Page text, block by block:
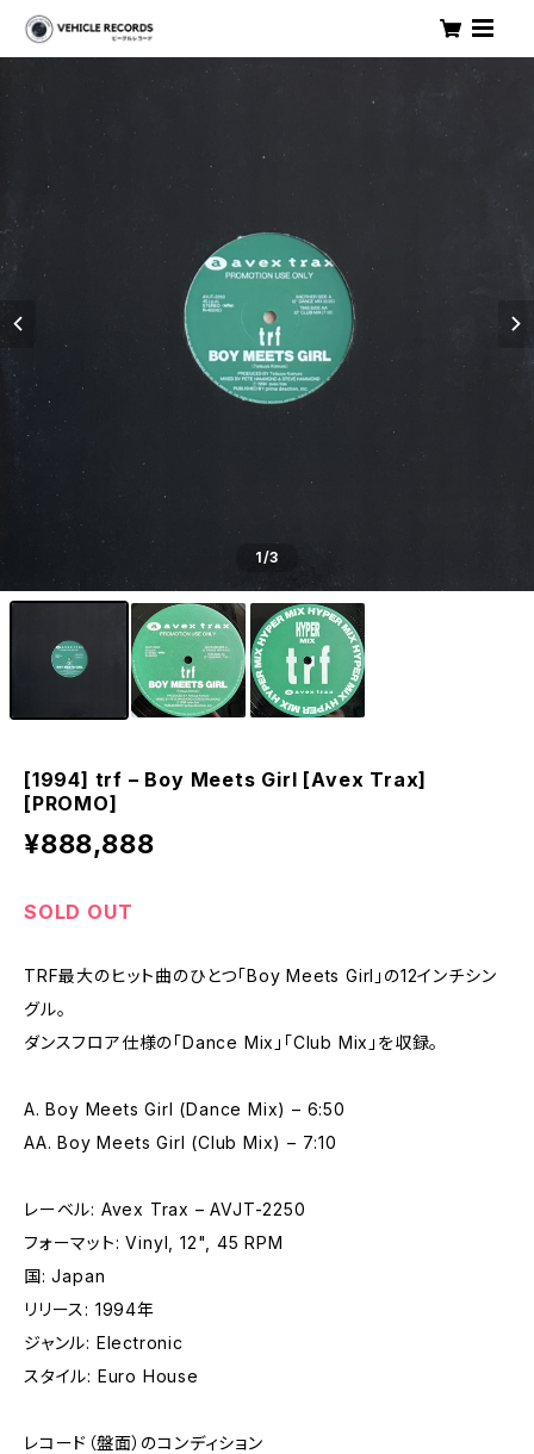
1/3
[1994] trf – Boy Meets Girl [Avex Trax]
[PROMO]
¥888,888
SOLD OUT
TRF最大のヒット曲のひとつ「Boy Meets Girl」の12インチシン
グル。
ダンスフロア仕様の「Dance Mix」「Club Mix」を収録。
A. Boy Meets Girl (Dance Mix) – 6:50
AA. Boy Meets Girl (Club Mix) – 7:10
レーベル: Avex Trax – AVJT-2250
フォーマット: Vinyl, 12", 45 RPM
国: Japan
リリース: 1994年
ジャンル: Electronic
スタイル: Euro House
レコード（盤面）のコンディション